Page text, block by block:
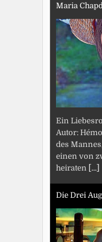
Maria
Ein
Autor:
des
einen von
heiraten [...]
Die Drei